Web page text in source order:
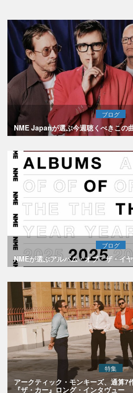
ブログ
NME Japanが選ぶ今週聴くべきこの
ブログ
NMEが選ぶアルバム・オブ・ザ・イ
特集
アークティック・モンキーズ、通算7
『ザ・カー』ロング・インタヴュー